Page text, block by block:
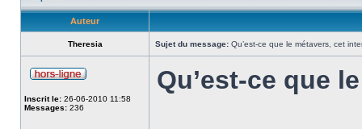
Auteur
Theresia Sujet du message: Qu’est-ce que le métavers, cet
Inscrit le: 26-06-2010 11:58
Messages: 236
Qu’est-ce que